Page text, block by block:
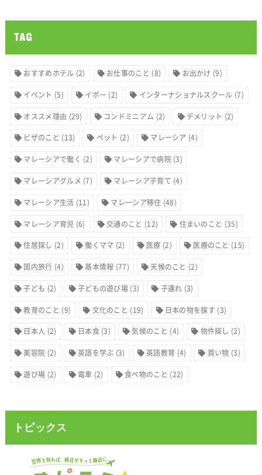
TAG
おすすめホテル (2) お仕事のこと (8) お出かけ (9)
イベント (5) イポー (2) インターナショナルスクール (7)
オススメ理由 (29) コンドミニアム (2) デメリット (2)
ビザのこと (13) ペット (2) マレーシア (4)
マレーシアで働く (2) マレーシアで病院(3)
マレーシアグルメ (7) マレーシア子育て (4)
マレーシア生活 (11) マレーシア移住 (48)
マレーシア育児 (6) 交通のこと (12) 住まいのこと (35)
住居探し (2) 働くママ (2) 医療 (2) 医療のこと (15)
国内旅行 (4) 基本情報 (77) 天候のこと (2)
子ども (2) 子どもの遊び場 (3) 子連れ (3)
教育のこと (9) 文化のこと (19) 日本の物を探す (3)
日本人 (2) 日本食(3) 気候のこと (4) 物件探し (2)
美容院 (2) 英語を学ぶ (3) 英語教育 (4) 買い物 (3)
遊び場 (2) 電車 (2) 食べ物のこと (22)
トピックス